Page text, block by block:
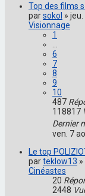
Top des films
parsokol »
Visionnage
1
6
7
8
9
10
487
118817
Dernier
ven. 7
Le top
parteklow13
Cinéastes
20
2448